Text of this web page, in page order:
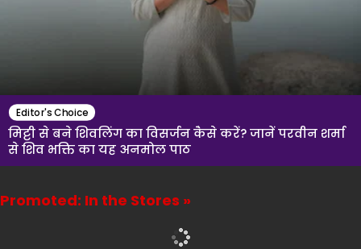
Editor's Choice
मिट्टी से बने शिवलिंग का विसर्जन कैसे करें? जानें परवीन शर्मा
से शिव भक्ति का यह अनमोल पाठ
Promoted: In the Stores »